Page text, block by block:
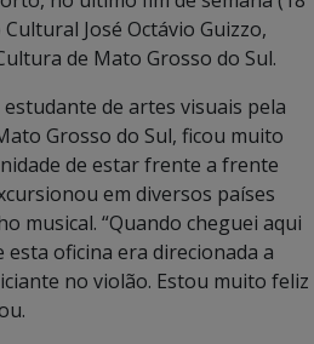
José Octávio Guizzo,
de Mato Grosso do Sul.
de artes visuais pela
Grosso do Sul, ficou muito
de estar frente a frente
em diversos países
musical. “Quando cheguei aqui
oficina era direcionada a
no violão. Estou muito feliz